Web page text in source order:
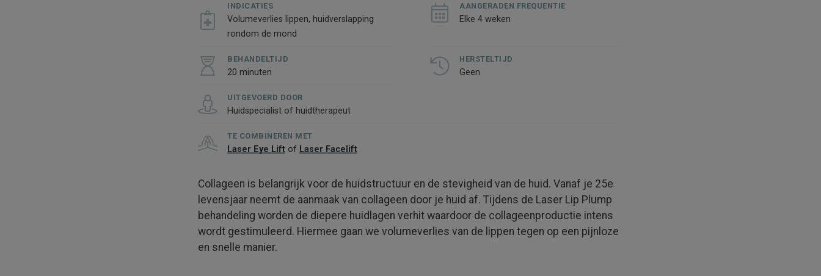
INDICATIES
Volumeverlies lippen, huidverslapping
rondom de mond
AANGERADEN FREQUENTIE
Elke 4 weken
BEHANDELTIJD
20 minuten
HERSTELTIJD
Geen
UITGEVOERD DOOR
Huidspecialist of huidtherapeut
TE COMBINEREN MET
Laser Eye Lift of Laser Facelift
Collageen is belangrijk voor de huidstructuur en de stevig­heid van de huid. Vanaf je 25e
levens­jaar neemt de aanmaak van collageen door je huid af. Tijdens de Laser Lip Plump
behan­deling worden de diepere huidlagen verhit waardoor de collageen­productie intens
wordt gestimu­leerd. Hiermee gaan we volume­verlies van de lippen tegen op een pijnloze
en snelle manier.